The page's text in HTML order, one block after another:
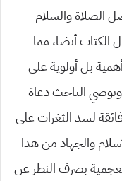
الصلاة والسلام
الكتاب أيضا، مما
بل أولوية على
ويوصي الباحث دعاة
فائقة لسد الثغرات على
والجهاد من هذا
بصرف النظر عن